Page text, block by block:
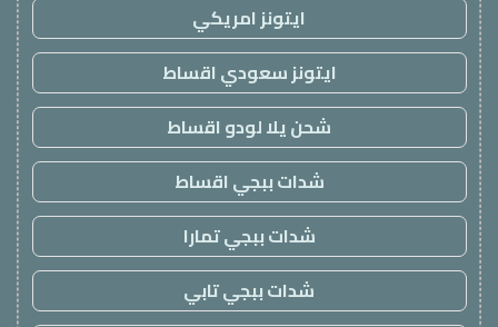
ايتونز امريكي
ايتونز سعودي اقساط
شحن يلا لودو اقساط
شدات ببجي اقساط
شدات ببجي تمارا
شدات ببجي تابي